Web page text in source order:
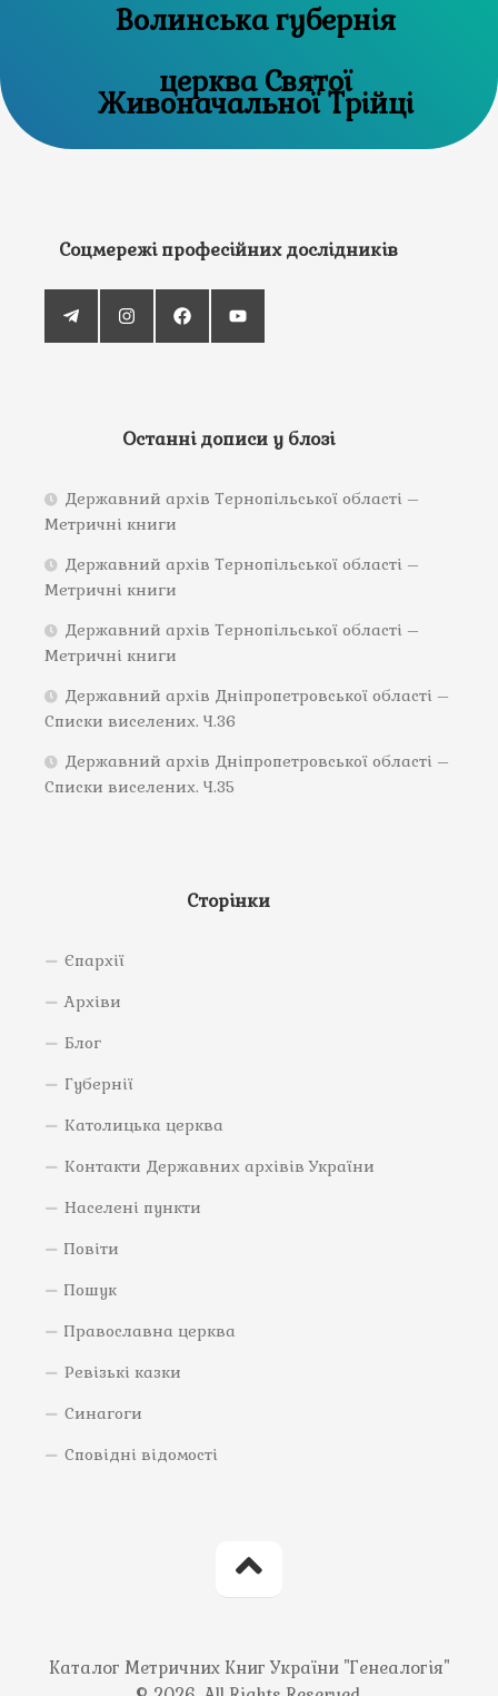
Волинська губернія
церква Святої
Живоначальної Трійці
Соцмережі професійних дослідників
Останні дописи у блозі
Державний архів Тернопільської області –
Метричні книги
Державний архів Тернопільської області –
Метричні книги
Державний архів Тернопільської області –
Метричні книги
Державний архів Дніпропетровської області –
Списки виселених. Ч.36
Державний архів Дніпропетровської області –
Списки виселених. Ч.35
Сторінки
Єпархії
Архіви
Блог
Губернії
Католицька церква
Контакти Державних архівів України
Населені пункти
Повіти
Пошук
Православна церква
Ревізькі казки
Синагоги
Сповідні відомості
Каталог Метричних Книг України "Генеалогія"